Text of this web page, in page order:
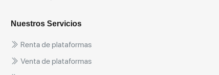
Nuestros Servicios
Renta de plataformas
Venta de plataformas